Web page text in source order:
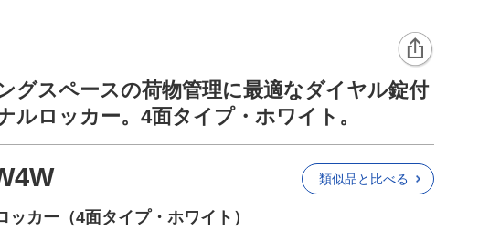
グスペースの荷物管理に最適なダイヤル錠付
ルロッカー。4面タイプ・ホワイト。
ッカー（4面タイプ・ホワイト）
類似品と比べる